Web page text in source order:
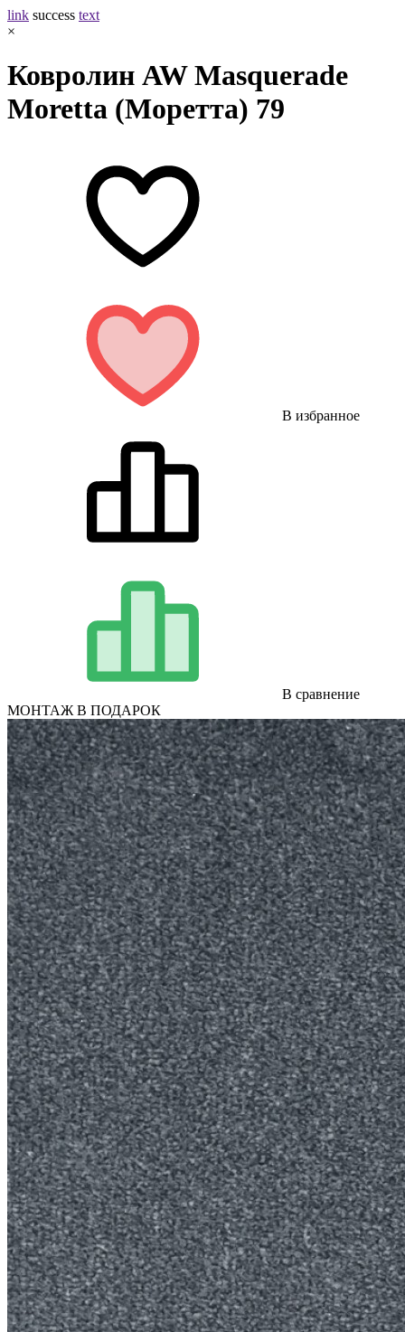
link success text
×
Ковролин AW Masquerade
Moretta (Моретта) 79
В избранное
В сравнение
МОНТАЖ В ПОДАРОК